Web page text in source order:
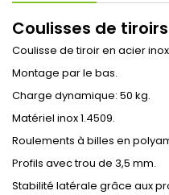
Coulisses de
Coulisse de tiroir en acier
Montage par le bas.
Charge dynamique: 50 kg.
Matériel inox 1.4509.
Roulements à billes en
Profils avec trou de 3,5 mm.
Stabilité latérale grâce aux